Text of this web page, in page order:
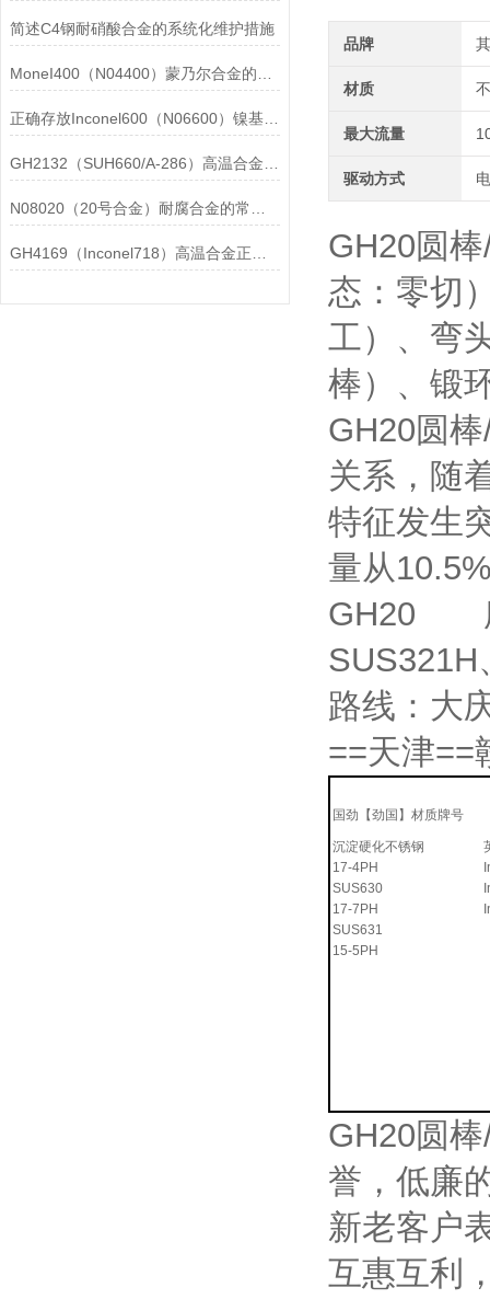
简述C4钢耐硝酸合金的系统化维护措施
正确存放Inconel600（N06600）镍基合金的重要性介绍
品牌
材质
最大流量
驱动方式
GH20圆
态：零切
工）、弯
棒）、锻
GH20圆
关系，随
特征发生
量从
GH20 所
SUS321H
路线：大
==天津==
国劲【劲国】材质牌号
沉淀硬化不锈钢
17-4PH
SUS630
17-7PH
SUS631
15-5PH
GH20圆
誉，低廉
新老客户
互惠互利